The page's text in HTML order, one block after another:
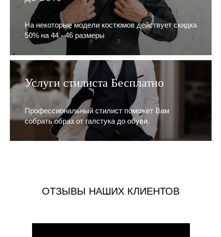
На некоторые модели костюмов действует скидка
50% на 44 - 46 размеры
Услуги стилиста Бесплатно
Профессиональный стилист поможет Вам
собрать образ от галстука до обуви.
ОТЗЫВЫ НАШИХ КЛИЕНТОВ